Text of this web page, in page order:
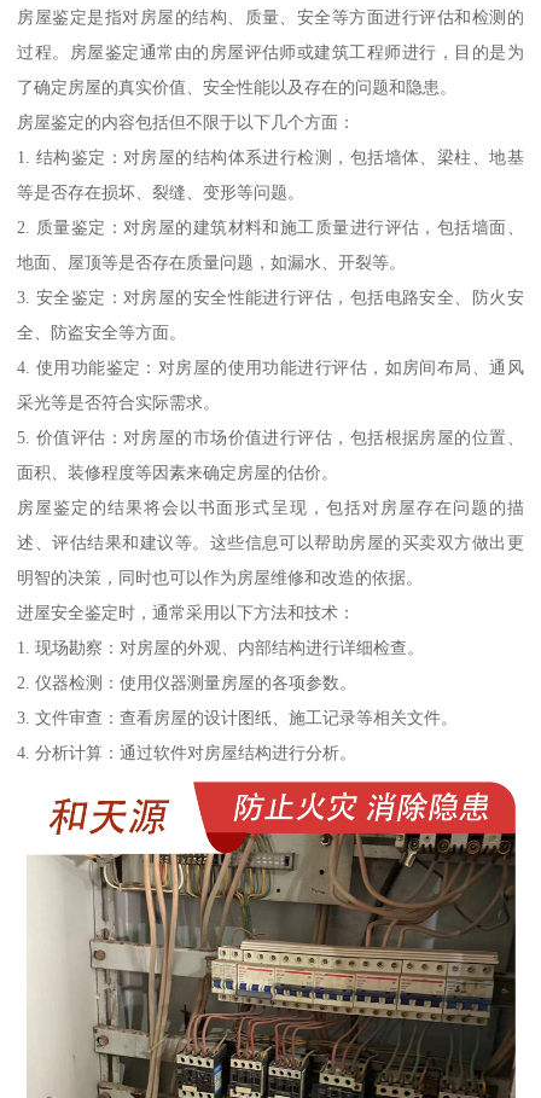
房屋鉴定是指对房屋的结构、质量、安全等方面进行评估和检测的
过程。房屋鉴定通常由的房屋评估师或建筑工程师进行，目的是为
了确定房屋的真实价值、安全性能以及存在的问题和隐患。
房屋鉴定的内容包括但不限于以下几个方面：
1. 结构鉴定：对房屋的结构体系进行检测，包括墙体、梁柱、地基
等是否存在损坏、裂缝、变形等问题。
2. 质量鉴定：对房屋的建筑材料和施工质量进行评估，包括墙面、
地面、屋顶等是否存在质量问题，如漏水、开裂等。
3. 安全鉴定：对房屋的安全性能进行评估，包括电路安全、防火安
全、防盗安全等方面。
4. 使用功能鉴定：对房屋的使用功能进行评估，如房间布局、通风
采光等是否符合实际需求。
5. 价值评估：对房屋的市场价值进行评估，包括根据房屋的位置、
面积、装修程度等因素来确定房屋的估价。
房屋鉴定的结果将会以书面形式呈现，包括对房屋存在问题的描
述、评估结果和建议等。这些信息可以帮助房屋的买卖双方做出更
明智的决策，同时也可以作为房屋维修和改造的依据。
进屋安全鉴定时，通常采用以下方法和技术：
1. 现场勘察：对房屋的外观、内部结构进行详细检查。
2. 仪器检测：使用仪器测量房屋的各项参数。
3. 文件审查：查看房屋的设计图纸、施工记录等相关文件。
4. 分析计算：通过软件对房屋结构进行分析。